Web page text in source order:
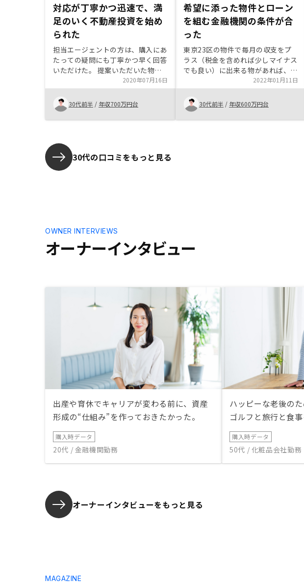
対応が丁寧かつ迅速で、満
足のいく不動産投資を始め
られた
担当エージェントの方は、購入にあ
たっての疑問にも丁寧かつ早く回答
いただけた。 提案いただいた物件
も満足のいくものでしたので、購入
を決断できました。
2020年07月16日
30代前半 / 年収700万円台
希望に添った物件とローン
を組む金融機関の条件が合
った
東京23区の物件で毎月の収支をプ
ラス（税金を含めれば少しマイナス
でも良い）に出来る物があれば、他
の金融機関の借入の整理を含めて新
規取引先の方に対応して頂こうと思
っていたところ、リノシー様から今
回のご提案を頂き、契約にいたった
為。他社様と比べて貴社は業務効率
2022年01月11日
30代前半 / 年収600万円台
30代の口コミをもっと見る
オーナーインタビュー
OWNER INTERVIEWS
出産や育休でキャリアが変わる前に、資産
形成の“仕組み”を作っておきたかった。
購入時データ
20代 / 金融機関勤務
ハッピーな老後の
ゴルフと旅行と食
購入時データ
50代 / 化粧品会社勤務
オーナーインタビューをもっと見る
MAGAZINE